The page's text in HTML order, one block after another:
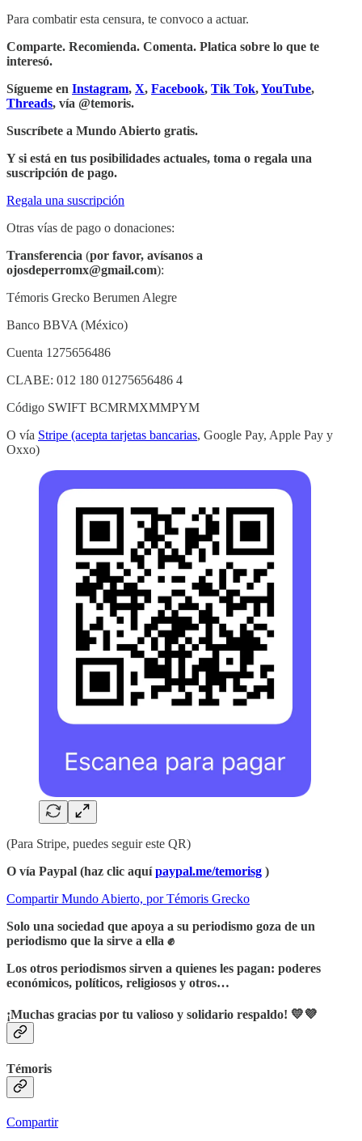
Para combatir esta censura, te convoco a actuar.
Comparte. Recomienda. Comenta. Platica sobre lo que te
interesó.
Sígueme en Instagram, X, Facebook, Tik Tok,YouTube,
Threads, vía @temoris.
Suscríbete a Mundo Abierto gratis.
Y si está en tus posibilidades actuales, toma o regala una
suscripción de pago.
Regala una suscripción
Otras vías de pago o donaciones:
Transferencia (por favor, avísanos a
ojosdeperromx@gmail.com):
Témoris Grecko Berumen Alegre
Banco BBVA (México)
Cuenta 1275656486
CLABE: 012 180 01275656486 4
Código SWIFT BCMRMXMMPYM
O vía Stripe (acepta tarjetas bancarias, Google Pay, Apple Pay y
Oxxo)
(Para Stripe, puedes seguir este QR)
O vía Paypal (haz clic aquí paypal.me/temorisg )
Compartir Mundo Abierto, por Témoris Grecko
Solo una sociedad que apoya a su periodismo goza de un
periodismo que la sirve a ella ✊
Los otros periodismos sirven a quienes les pagan: poderes
económicos, políticos, religiosos y otros…
¡Muchas gracias por tu valioso y solidario respaldo! 💛💜
Témoris
Compartir